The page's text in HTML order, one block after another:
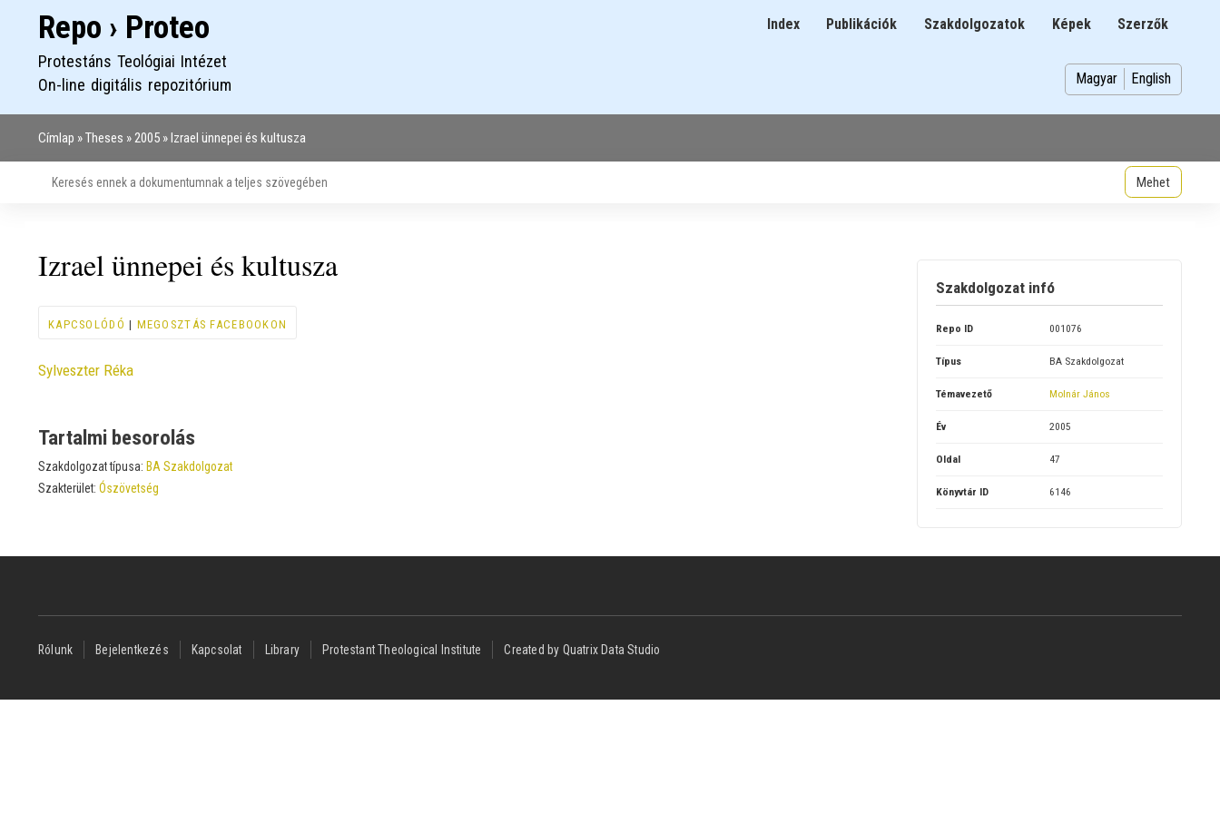
MainIndex Publikációk Szakdolgozatok Képek Szerzők
Repo › Proteo
Protestáns Teológiai Intézet
On-line digitális repozitórium
Magyar English
Címlap Theses 2005 Izrael ünnepei és kultusza
Izrael ünnepei és kultusza
KAPCSOLÓDÓ | MEGOSZTÁS FACEBOOKON
Contributor
Sylveszter Réka
Tartalmi besorolás
Szakdolgozat típusa: BA Szakdolgozat
Szakterület: Ószövetség
Szakdolgozat infó
Repo ID 001076
Típus BA Szakdolgozat
Témavezető Molnár János
Év 2005
Oldal 47
Könyvtár ID 6146
Footer
Rólunk Bejelentkezés Kapcsolat Library Protestant Theological Institute Created by Quatrix Data Studio